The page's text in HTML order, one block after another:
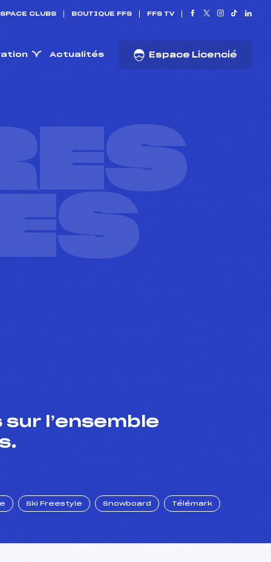
CLUBS BOUTIQUE FFS FFS TV
Actualités Espace Licencié
l’ensemble
Ski Freestyle Snowboard Télémark